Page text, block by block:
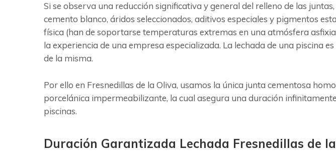
Si se observa una reducción significativa y general del relleno de las
cemento blanco, áridos seleccionados, aditivos especiales y pigmentos
física (han de soportarse temperaturas extremas en una atmósfera
la experiencia de una empresa especializada. La lechada de una piscina
de la misma.
Por ello en Fresnedillas de la Oliva, usamos la única junta cementosa
porcelánica impermeabilizante, la cual asegura una duración
piscinas.
Duración Garantizada Lechada Fresnedillas de